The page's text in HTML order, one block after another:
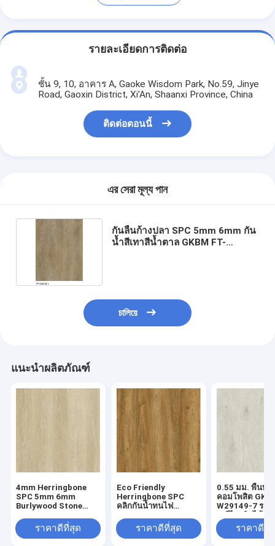
รายละเอียดการติดต่อ
ชั้น 9, 10, อาคาร A, Gaoke Wisdom Park, No.59, Jinye
Road, Gaoxin District, Xi'An, Shaanxi Province, China
ติดต่อตอนนี้
এর সেরা মূল্য পান
กันลื่นก้างปลา SPC 5mm 6mm กัน
น้ำสีเทาสีน้ำตาล GKBM FT-
চালিয়ে
แนะนำผลิตภัณฑ์
4mm Herringbone
SPC 5mm 6mm
Burlywood Stone
W29107-1ราคาดีที่สุด
Eco Friendly
Herringbone SPC
คลิกกันน้ำทนไฟ
GKBM FT-W19022-5
ราคาดีที่สุด
0.55 มม. พื้นพล
คอมโพสิต
W29149-7 รอ
ราคาดีที่